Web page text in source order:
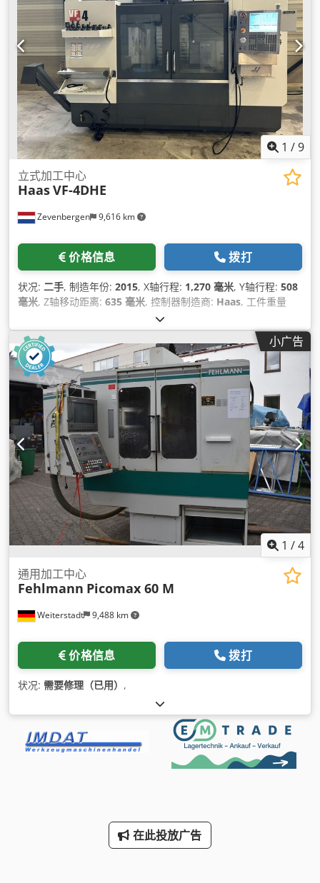
1 /9
Zevenbergen 9,616 km
立式加工中心
HaasVF-4DHE
价格信息 拨打
状况: 二手, 制造年份: 2015, X轴行程: 1,270 毫米, Y轴行程: 508
毫米, Z轴移动距离: 635 毫米, 控制器制造商: Haas, 工件重量
3,023 毫米
总宽度:3,353 毫米, 转速（最小）:40 转/分, 最大转速:8,100
转/分, 总重量: 6,033 千克, 设备:文档 / 手册, 小广告
1 /4
Weiterstadt 9,488 km
通用加工中心
Fehlmann Picomax 60 M
价格信息 拨打
状况: 需要修理（已用） ,
在此投放广告